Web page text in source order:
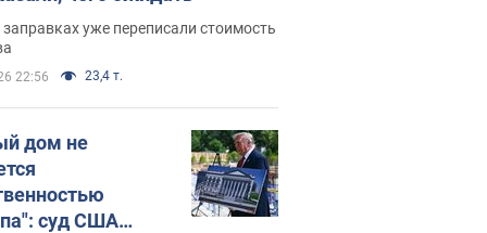
уже переписали стоимость
22:56 23,4 т.
дом не
суд США